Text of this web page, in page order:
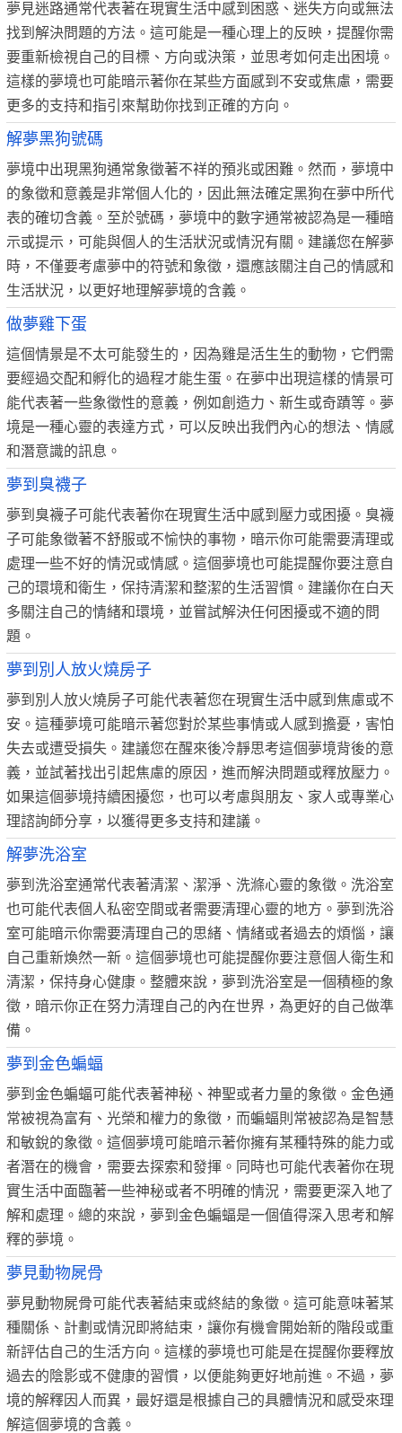
夢見迷路通常代表著在現實生活中感到困惑、迷失方向或無法
找到解決問題的方法。這可能是一種心理上的反映，提醒你需
要重新檢視自己的目標、方向或決策，並思考如何走出困境。
這樣的夢境也可能暗示著你在某些方面感到不安或焦慮，需要
更多的支持和指引來幫助你找到正確的方向。
解夢黑狗號碼
夢境中出現黑狗通常象徵著不祥的預兆或困難。然而，夢境中
的象徵和意義是非常個人化的，因此無法確定黑狗在夢中所代
表的確切含義。至於號碼，夢境中的數字通常被認為是一種暗
示或提示，可能與個人的生活狀況或情況有關。建議您在解夢
時，不僅要考慮夢中的符號和象徵，還應該關注自己的情感和
生活狀況，以更好地理解夢境的含義。
做夢雞下蛋
這個情景是不太可能發生的，因為雞是活生生的動物，它們需
要經過交配和孵化的過程才能生蛋。在夢中出現這樣的情景可
能代表著一些象徵性的意義，例如創造力、新生或奇蹟等。夢
境是一種心靈的表達方式，可以反映出我們內心的想法、情感
和潛意識的訊息。
夢到臭襪子
夢到臭襪子可能代表著你在現實生活中感到壓力或困擾。臭襪
子可能象徵著不舒服或不愉快的事物，暗示你可能需要清理或
處理一些不好的情況或情感。這個夢境也可能提醒你要注意自
己的環境和衛生，保持清潔和整潔的生活習慣。建議你在白天
多關注自己的情緒和環境，並嘗試解決任何困擾或不適的問
題。
夢到別人放火燒房子
夢到別人放火燒房子可能代表著您在現實生活中感到焦慮或不
安。這種夢境可能暗示著您對於某些事情或人感到擔憂，害怕
失去或遭受損失。建議您在醒來後冷靜思考這個夢境背後的意
義，並試著找出引起焦慮的原因，進而解決問題或釋放壓力。
如果這個夢境持續困擾您，也可以考慮與朋友、家人或專業心
理諮詢師分享，以獲得更多支持和建議。
解夢洗浴室
夢到洗浴室通常代表著清潔、潔淨、洗滌心靈的象徵。洗浴室
也可能代表個人私密空間或者需要清理心靈的地方。夢到洗浴
室可能暗示你需要清理自己的思緒、情緒或者過去的煩惱，讓
自己重新煥然一新。這個夢境也可能提醒你要注意個人衛生和
清潔，保持身心健康。整體來說，夢到洗浴室是一個積極的象
徵，暗示你正在努力清理自己的內在世界，為更好的自己做準
備。
夢到金色蝙蝠
夢到金色蝙蝠可能代表著神秘、神聖或者力量的象徵。金色通
常被視為富有、光榮和權力的象徵，而蝙蝠則常被認為是智慧
和敏銳的象徵。這個夢境可能暗示著你擁有某種特殊的能力或
者潛在的機會，需要去探索和發揮。同時也可能代表著你在現
實生活中面臨著一些神秘或者不明確的情況，需要更深入地了
解和處理。總的來說，夢到金色蝙蝠是一個值得深入思考和解
釋的夢境。
夢見動物屍骨
夢見動物屍骨可能代表著結束或終結的象徵。這可能意味著某
種關係、計劃或情況即將結束，讓你有機會開始新的階段或重
新評估自己的生活方向。這樣的夢境也可能是在提醒你要釋放
過去的陰影或不健康的習慣，以便能夠更好地前進。不過，夢
境的解釋因人而異，最好還是根據自己的具體情況和感受來理
解這個夢境的含義。